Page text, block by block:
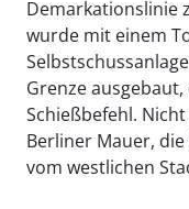
Demarkationslinie
wurde mit einem
Grenze
Schießbefehl.
Berliner Mauer,
vom westlichen